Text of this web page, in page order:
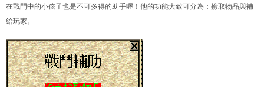
在戰鬥中的小孩子也是不可多得的助手喔！他的功能大致可分為：撿取物品與補
給玩家。